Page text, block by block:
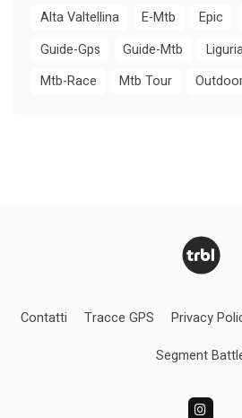
Alta Valtellina E-Mtb Epic
Guide-Gps
Guide-Mtb
Mtb-Race
Mtb Tour
Contatti Tracce GPS Privacy
Segment